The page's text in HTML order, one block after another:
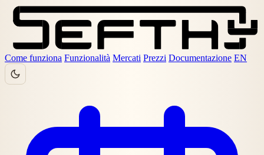
Come funziona Funzionalità Mercati Prezzi Documentazione EN